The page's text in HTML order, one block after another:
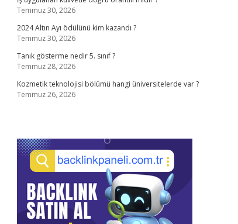
Temmuz 30, 2026
2024 Altın Ayı ödülünü kim kazandı ?
Temmuz 30, 2026
Tanık gösterme nedir 5. sınıf ?
Temmuz 28, 2026
Kozmetik teknolojisi bölümü hangi üniversitelerde var ?
Temmuz 26, 2026